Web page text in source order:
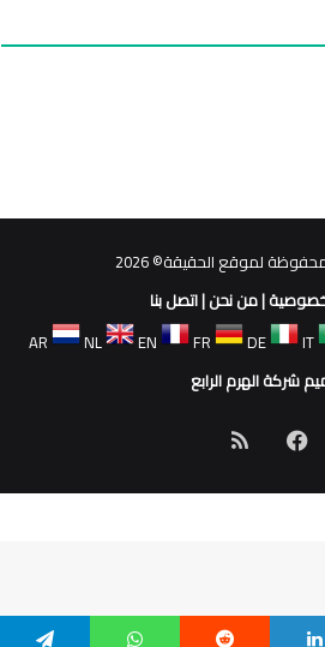
لموقع الحقيقة© 2026
|من نحن|اتصل بنا
AR
NL EN FR DE IT
شركة الهرم الرابع
فيسبوكملخص
الموقع